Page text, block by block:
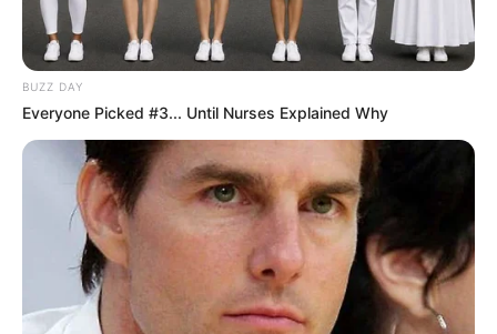
BUZZ DAY
Everyone Picked #3... Until Nurses Explained Why